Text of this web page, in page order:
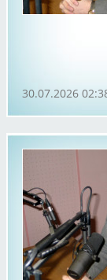
30.07.2026